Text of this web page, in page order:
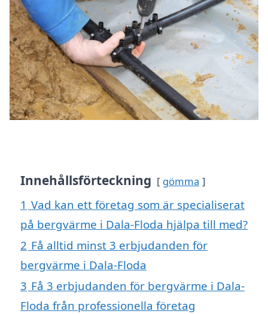
Innehållsförteckning gömma
1 Vad kan ett företag som är specialiserat
på bergvärme i Dala-Floda hjälpa till med?
2 Få alltid minst 3 erbjudanden för
bergvärme i Dala-Floda
3 Få 3 erbjudanden för bergvärme i Dala-
Floda från professionella företag